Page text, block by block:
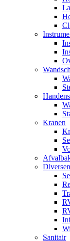
Kranen
Diversen
Sanitair